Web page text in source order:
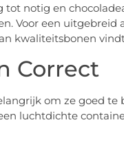
notig en
Voor een
kwaliteitsbonen
Correct
om ze goed te
luchtdichte